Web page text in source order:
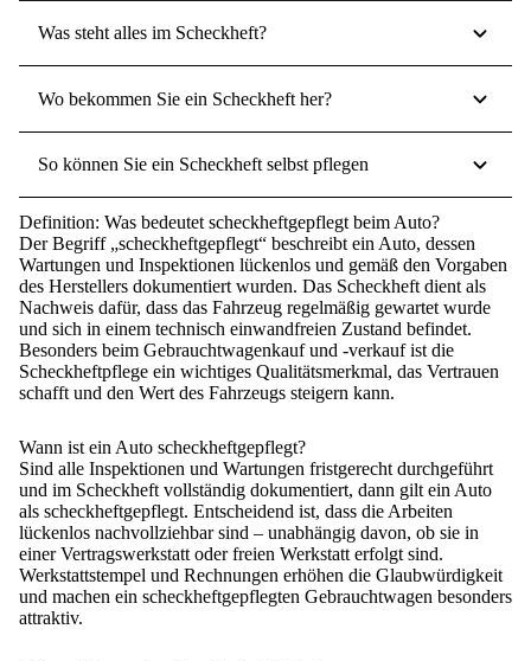
Was steht alles im Scheckheft?
Wo bekommen Sie ein Scheckheft her?
So können Sie ein Scheckheft selbst pflegen
Definition: Was bedeutet scheckheftgepflegt beim Auto?
Der Begriff „scheckheftgepflegt“ beschreibt ein Auto, dessen
Wartungen und Inspektionen lückenlos und gemäß den Vorgaben
des Herstellers dokumentiert wurden. Das Scheckheft dient als
Nachweis dafür, dass das Fahrzeug regelmäßig gewartet wurde
und sich in einem technisch einwandfreien Zustand befindet.
Besonders beim Gebrauchtwagenkauf und -verkauf ist die
Scheckheftpflege ein wichtiges Qualitätsmerkmal, das Vertrauen
schafft und den Wert des Fahrzeugs steigern kann.
Wann ist ein Auto scheckheftgepflegt?
Sind alle Inspektionen und Wartungen fristgerecht durchgeführt
und im Scheckheft vollständig dokumentiert, dann gilt ein Auto
als scheckheftgepflegt. Entscheidend ist, dass die Arbeiten
lückenlos nachvollziehbar sind – unabhängig davon, ob sie in
einer Vertragswerkstatt oder freien Werkstatt erfolgt sind.
Werkstattstempel und Rechnungen erhöhen die Glaubwürdigkeit
und machen ein scheckheftgepflegten Gebrauchtwagen besonders
attraktiv.